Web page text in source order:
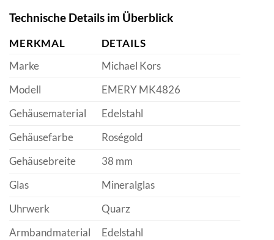
Technische Details im Überblick
MERKMAL
DETAILS
Marke
Michael Kors
Modell
EMERY MK4826
Gehäusematerial
Edelstahl
Gehäusefarbe
Roségold
Gehäusebreite
38 mm
Glas
Mineralglas
Uhrwerk
Quarz
Armbandmaterial
Edelstahl